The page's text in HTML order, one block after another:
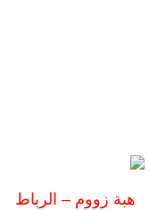
هبة زووم – الرباط